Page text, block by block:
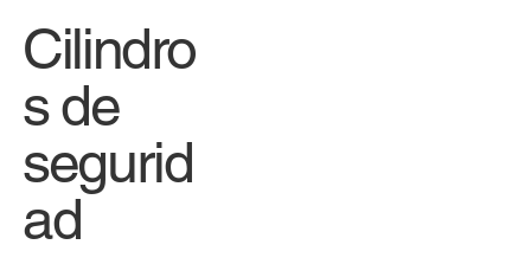
Cilindro
s de
segurid
ad